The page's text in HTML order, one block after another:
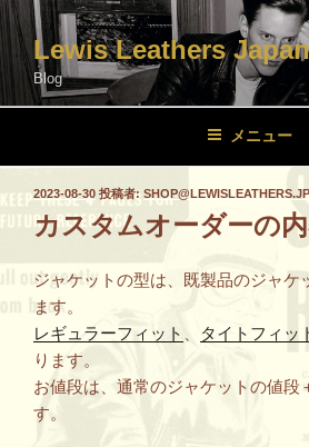
コ
ス
キ
Lewis Leathers Japan
Blog
メニュー
投
日:
2023-08-30 投稿者: SHOP@LEWISLEATHERS.JP
カスタムオーダーの
ジャケットの型は、既製品のジャケ
ます。
レギュラーフィット
タイトフィッ
ります。
お値段は、通常のジャケットの値段
す。